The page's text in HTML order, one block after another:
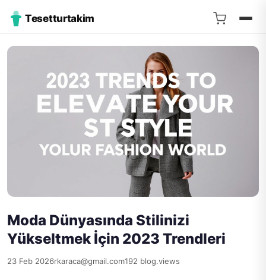
Tesetturtakim
Moda Dünyasında Stilinizi
Yükseltmek İçin 2023 Trendleri
23 Feb 2026rkaraca@gmail.com192 blog.views